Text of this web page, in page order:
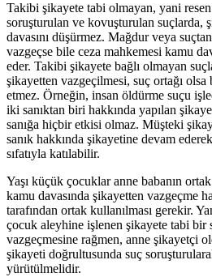
Takibi şikayete tabi olmayan, yani
soruşturulan ve kovuşturulan suçlarda,
davasını düşürmez. Mağdur veya
vazgeçse bile ceza mahkemesi kamu
eder. Takibi şikayete bağlı olmayan
şikayetten vazgeçilmesi, suç ortağı olsa
etmez. Örneğin, insan öldürme suçu
iki sanıktan biri hakkında yapılan
sanığa hiçbir etkisi olmaz. Müşteki
sanık hakkında şikayetine devam
sıfatıyla katılabilir.
Yaşı küçük çocuklar anne babanın
kamu davasında şikayetten vazgeçme
tarafından ortak kullanılması gerekir.
çocuk aleyhine işlenen şikayete tabi bir
vazgeçmesine rağmen, anne şikayetçi
şikayeti doğrultusunda suç
yürütülmelidir.